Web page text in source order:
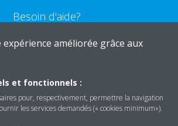
Besoin d'aide?
CONTACTEZ-NOUS
expérience améliorée grâce aux
et fonctionnels :
pour, respectivement, permettre la navigation
les services demandés (« cookies minimum»).